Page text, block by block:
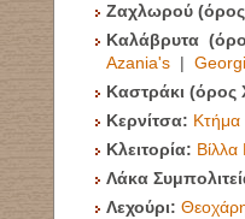
Ζαχλωρού
Καλάβρυτα
Azania's |
Καστράκι (όρος
Κερνίτσα:
Κλειτορία: Βίλλα
Λάκα
Λεχούρι: